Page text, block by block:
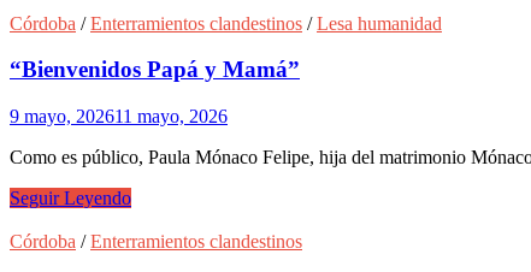
las
identificadas
el
EAAF
Córdoba /Enterramientos clandestinos /Lesa humanidad
“Bienvenidos Papá y Mamá”
9 mayo, 202611 mayo, 2026
Como es público, Paula Mónaco Felipe, hija del matrimonio
“Bienvenidos
y
Seguir Leyendo
Córdoba /Enterramientos clandestinos